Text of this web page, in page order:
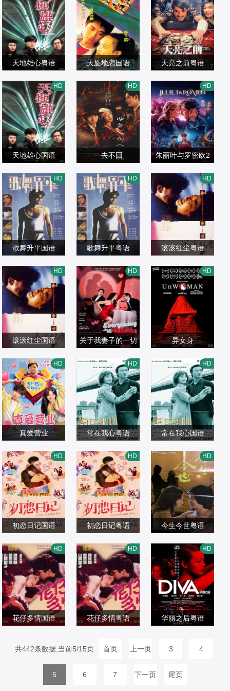
驷,陈国坤
1999/中国香港
雨彤,李浩菲,春夏,
范湉湉
2016/中国大陆,中
国香港,中国台湾
里,曾志伟,余迪安,
森美,阮小仪
1999/中国香港
天地雄心粤语
秋生,刘倩怡,谷德
昭,黎耀祥
爱情片
1997/中国香港
天旋地恋国语
森,陈颖妍,三田爱
里,曾志伟,余迪安,
森美,阮小仪
爱情片
1999/中国香港
天亮之前粤语
蕾,安志杰,高捷,周
雨彤,李浩菲,春夏,
范湉湉
爱情片
2016/中国大陆,中
国香港,中国台湾
天地雄心国语
秋生,刘倩怡,谷德
昭,黎耀祥
爱情片
1997/中国香港
HD
一去不回
冈田将生
爱情片
2025/日本
HD
朱丽叶与罗密欧2
爱情片
2025/美国
HD
歌舞升平国语
锦江,黄霑
爱情片
1985/中国香港
HD
歌舞升平粤语
锦江,黄霑
爱情片
1985/中国香港
HD
滚滚红尘粤语
玉,吴耀汉,顾美华,
严浩,李小力
爱情片
1990/中国香港,中
国台湾
HD
滚滚红尘国语
玉,吴耀汉,顾美华,
严浩,李小力
爱情片
1990/中国香港,中
国台湾
HD
关于我妻子的一切
ylyn,Mercado,山
姆·米尔比,卡尔米·
马丁,Alex,Agusti
n,Joyce,Glorioso,
Polo,Laurel,Nov
斯,Donna,Cariag
a,伊萨·阿尔瓦雷
斯,Romnick,Sarm
enta,Annette,Goz
on,Chico,Alicaya,
爱情片
2025/菲律宾
HD
异女身
爱情片
2023/印度
HD
真爱营业
贾冰,刘同,郝瀚,李
勤勤,任正斌,张晗,
叶泉希,马旭东,张
维伊,郭阳,郭亮,刘
坤,邓帅,叶浏,尹贝
爱情片
2025/中国大陆
HD
常在我心粤语
启智,卢巧音,陈淑
兰
爱情片
2001/中国香港
HD
常在我心国语
启智,卢巧音,陈淑
兰
爱情片
2001/大陆
HD
初恋日记国语
龙飞,林雪,罗家英,
苑琼丹,黄一山,麦
家琪,利健森,杜小
乔,贝依霖,魏文青,
莫美妮
爱情片
2017/中国香港
HD
初恋日记粤语
龙飞,林雪,罗家英,
苑琼丹,黄一山,麦
家琪,利健森,杜小
乔,贝依霖,魏文青,
莫美妮
爱情片
2017/中国香港
HD
今生今世粤语
菁,葛香亭,欧阳莎
菲,卢碧云,黄曼,顾
文宗
爱情片
1977/中国香港
HD
花仔多情国语
崎笃子,钟慧冰,楼
爱情片
1985/中国香港
HD
花仔多情粤语
崎笃子,钟慧冰,楼
爱情片
HD
华丽之后粤语
泽 Chapman To,
浩龙,冼色丽
爱情片
HD
共442条数据,当前5/15页 首页 上一页 3 4
5 6 7 下一页 尾页